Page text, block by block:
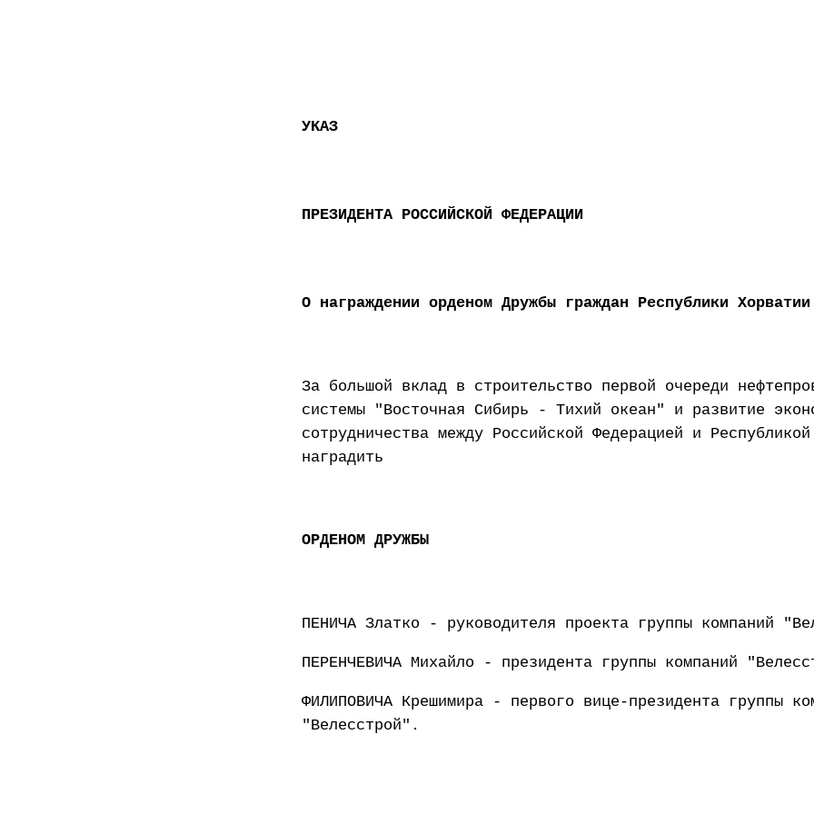
УКАЗ
ПРЕЗИДЕНТА РОССИЙСКОЙ ФЕДЕРАЦИИ
О награждении орденом Дружбы граждан Республики Хорватии
За большой вклад в строительство первой очереди
системы "Восточная Сибирь - Тихий океан" и развитие
сотрудничества между Российской Федерацией и
наградить
ОРДЕНОМ ДРУЖБЫ
ПЕНИЧА Златко - руководителя проекта группы компаний
ПЕРЕНЧЕВИЧА Михайло - президента группы компаний
ФИЛИПОВИЧА Крешимира - первого вице-президента группы
"Велесстрой".